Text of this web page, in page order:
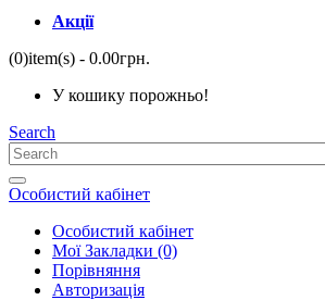
Акції
(0)item(s) - 0.00грн.
У кошику порожньо!
Search
Особистий кабінет
Особистий кабінет
Мої Закладки (0)
Порівняння
Авторизація